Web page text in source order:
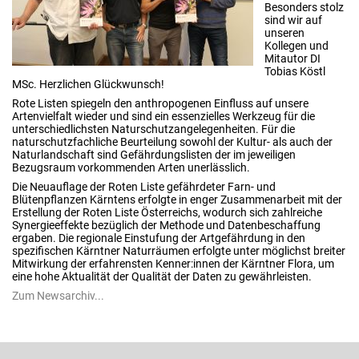
Besonders stolz
sind wir auf
unseren
Kollegen und
Mitautor DI
Tobias Köstl
MSc. Herzlichen Glückwunsch!
Rote Listen spiegeln den anthropogenen Einfluss auf unsere
Artenvielfalt wieder und sind ein essenzielles Werkzeug für die
unterschiedlichsten Naturschutzangelegenheiten. Für die
naturschutzfachliche Beurteilung sowohl der Kultur- als auch der
Naturlandschaft sind Gefährdungslisten der im jeweiligen
Bezugsraum vorkommenden Arten unerlässlich.
Die Neuauflage der Roten Liste gefährdeter Farn- und
Blütenpflanzen Kärntens erfolgte in enger Zusammenarbeit mit der
Erstellung der Roten Liste Österreichs, wodurch sich zahlreiche
Synergieeffekte bezüglich der Methode und Datenbeschaffung
ergaben. Die regionale Einstufung der Artgefährdung in den
spezifischen Kärntner Naturräumen erfolgte unter möglichst breiter
Mitwirkung der erfahrensten Kenner:innen der Kärntner Flora, um
eine hohe Aktualität der Qualität der Daten zu gewährleisten.
Zum Newsarchiv...